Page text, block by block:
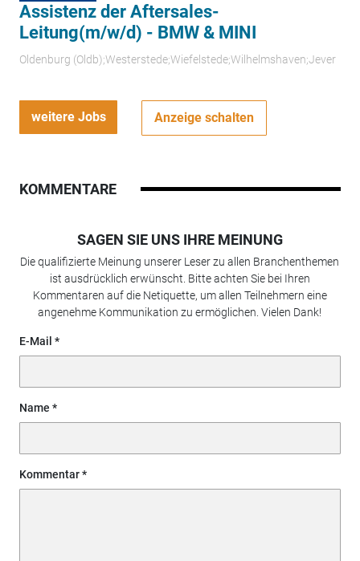
Assistenz der Aftersales-
Leitung(m/w/d) - BMW & MINI
Oldenburg (Oldb);Westerstede;Wiefelstede;Wilhelmshaven;Jever
weitere Jobs Anzeige schalten
KOMMENTARE
SAGEN SIE UNS IHRE MEINUNG
Die qualifizierte Meinung unserer Leser zu allen Branchenthemen
ist ausdrücklich erwünscht. Bitte achten Sie bei Ihren
Kommentaren auf die Netiquette, um allen Teilnehmern eine
angenehme Kommunikation zu ermöglichen. Vielen Dank!
E-Mail
Name
Kommentar